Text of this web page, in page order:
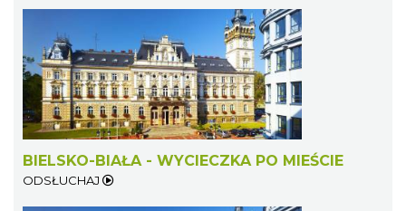
BIELSKO-BIAŁA - WYCIECZKA PO MIEŚCIE
ODSŁUCHAJ